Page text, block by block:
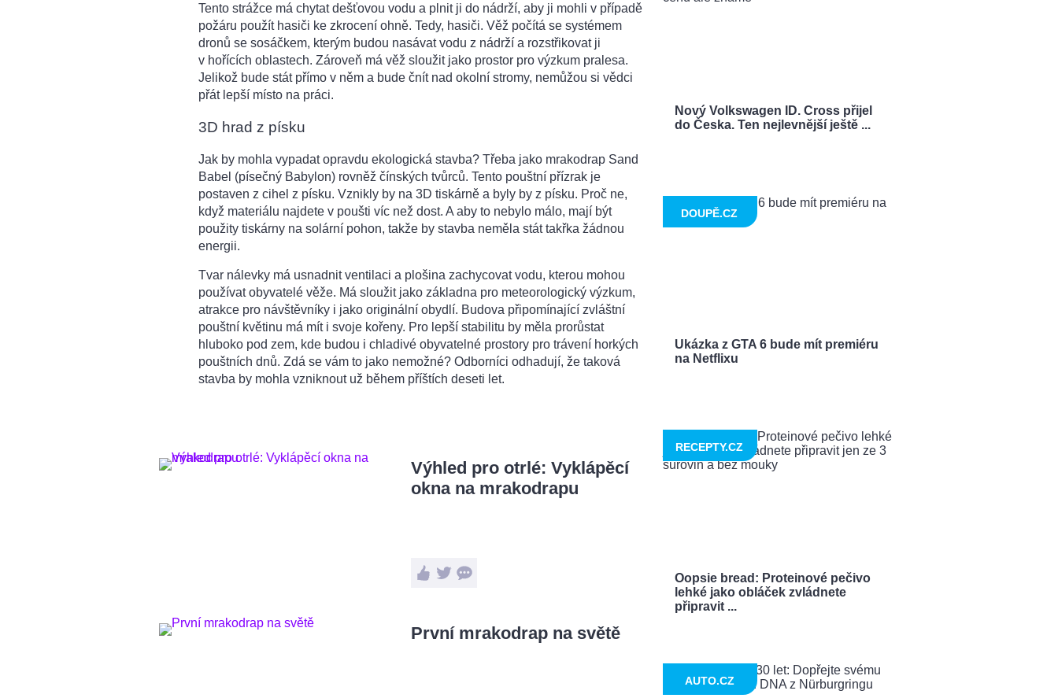
Tento strážce má chytat dešťovou vodu a plnit ji do nádrží, aby ji mohli v případě
požáru použít hasiči ke zkrocení ohně. Tedy, hasiči. Věž počítá se systémem
dronů se sosáčkem, kterým budou nasávat vodu z nádrží a rozstřikovat ji
v hořících oblastech. Zároveň má věž sloužit jako prostor pro výzkum pralesa.
Jelikož bude stát přímo v něm a bude čnít nad okolní stromy, nemůžou si vědci
přát lepší místo na práci.
3D hrad z písku
Jak by mohla vypadat opravdu ekologická stavba? Třeba jako mrakodrap Sand
Babel (písečný Babylon) rovněž čínských tvůrců. Tento pouštní přízrak je
postaven z cihel z písku. Vznikly by na 3D tiskárně a byly by z písku. Proč ne,
když materiálu najdete v poušti víc než dost. A aby to nebylo málo, mají být
použity tiskárny na solární pohon, takže by stavba neměla stát takřka žádnou
energii.
Tvar nálevky má usnadnit ventilaci a plošina zachycovat vodu, kterou mohou
používat obyvatelé věže. Má sloužit jako základna pro meteorologický výzkum,
atrakce pro návštěvníky i jako originální obydlí. Budova připomínající zvláštní
pouštní květinu má mít i svoje kořeny. Pro lepší stabilitu by měla prorůstat
hluboko pod zem, kde budou i chladivé obyvatelné prostory pro trávení horkých
pouštních dnů. Zdá se vám to jako nemožné? Odborníci odhadují, že taková
stavba by mohla vzniknout už během příštích deseti let.
Výhled pro otrlé: Vyklápěcí
okna na mrakodrapu
První mrakodrap na světě
Nový Volkswagen ID. Cross přijel
do Česka. Ten nejlevnější ještě ...
Ukázka z GTA 6 bude mít premiéru
na Netflixu
DOUPĚ.CZ
Oopsie bread: Proteinové pečivo
lehké jako obláček zvládnete
připravit ...
RECEPTY.CZ
AUTO.CZ